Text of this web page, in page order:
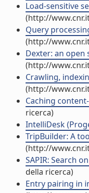
Load-sensitive
(http://
Query
(http://
Dexter: an
(http://
Crawling,
(http://
Caching
ricerca)
IntelliDesk
TripBuilder: A
(http://
SAPIR: Search
della ricerca)
Entry pairing in